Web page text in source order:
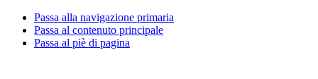
Passa alla navigazione primaria
Passa al contenuto principale
Passa al piè di pagina